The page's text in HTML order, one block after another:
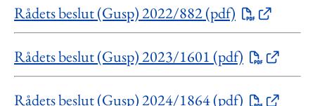
Rådets beslut (Gusp) 2022/882 (pdf)
Rådets beslut (Gusp) 2023/1601 (pdf)
Rådets beslut (Gusp) 2024/1864 (pdf)